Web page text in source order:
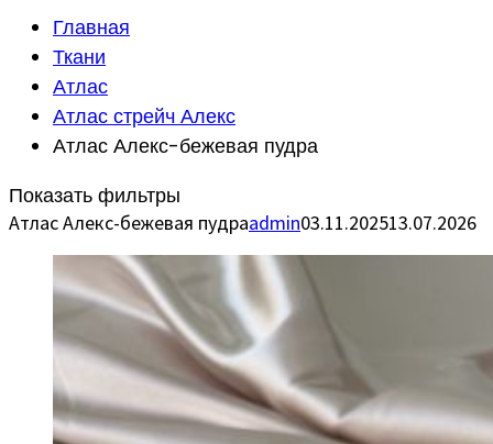
Главная
Ткани
Атлас
Атлас стрейч Алекс
Атлас Алекс-бежевая пудра
Показать фильтры
Атлас Алекс-бежевая пудраadmin03.11.202513.07.2026